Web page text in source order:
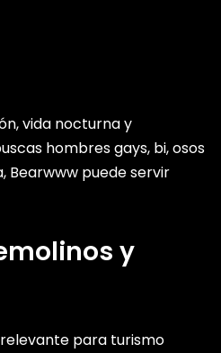
vida nocturna y
hombres gays, bi, osos
Bearwww puede servir
y
relevante para turismo